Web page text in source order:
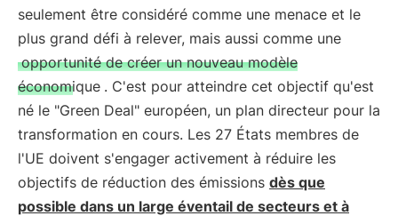
seulement être considéré comme une menace et le
plus grand défi à relever, mais aussi comme une
opportunité de créer un nouveau modèle
économique . C'est pour atteindre cet objectif qu'est
né le "Green Deal" européen, un plan directeur pour la
transformation en cours. Les 27 États membres de
l'UE doivent s'engager activement à réduire les
objectifs de réduction des émissions dès que
possible dans un large éventail de secteurs et à